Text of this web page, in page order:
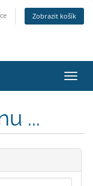
Zobrazit košík
...